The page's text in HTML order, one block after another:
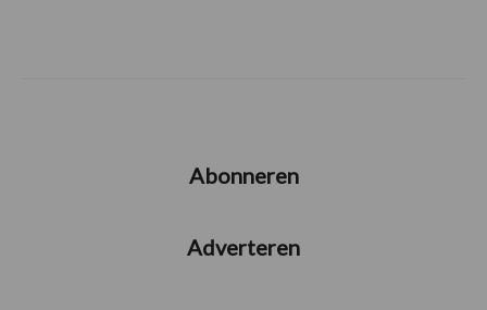
Abonneren
Adverteren